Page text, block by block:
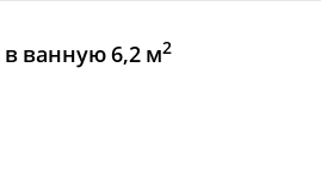
ванную 6,2 м2